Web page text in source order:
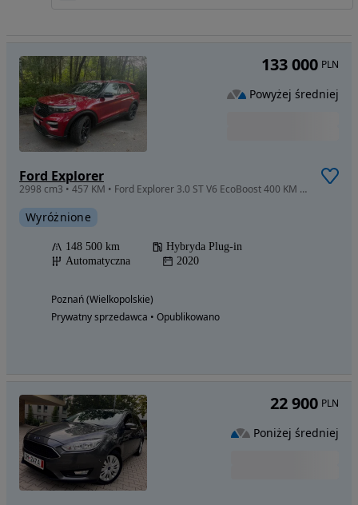
Ford Explorer
2998 cm3 • 457 KM • Ford Explorer 3.0 ST V6 EcoBoost 400 KM | 4x4 | Kamera 360 | Masaże
Wyróżnione
148 500 km
Hybryda Plug-in
Automatyczna
2020
Poznań (Wielkopolskie)
Prywatny sprzedawca • Opublikowano
133 000 PLN
Powyżej średniej
22 900 PLN
Poniżej średniej